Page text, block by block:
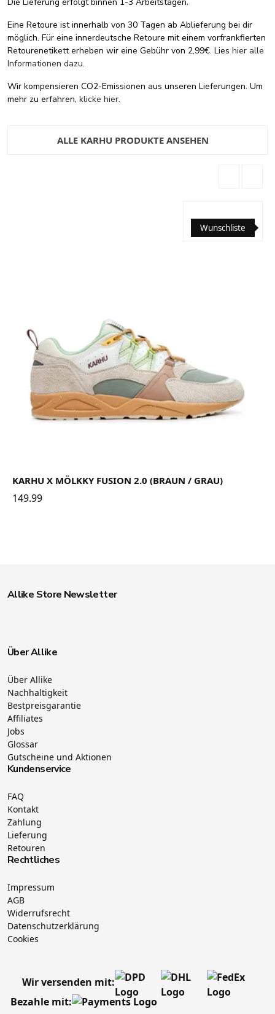
Eine Retoure ist innerhalb von 30 Tagen ab Ablieferung bei dir
möglich. Für eine innerdeutsche Retoure mit einem vorfrankfierten
Retourenetikett erheben wir eine Gebühr von 2,99€. Lies hier alle
Informationen dazu.
Wir kompensieren CO2-Emissionen aus unseren Lieferungen. Um
mehr zu erfahren, klicke hier.
ALLE KARHU PRODUKTE ANSEHEN
Wunschliste
KARHU X MÖLKKY FUSION 2.0 (BRAUN / GRAU)
149.99
Allike Store Newsletter
Über Allike
Über Allike
Nachhaltigkeit
Bestpreisgarantie
Affiliates
Jobs
Glossar
Gutscheine und Aktionen
Kundenservice
FAQ
Kontakt
Zahlung
Lieferung
Retouren
Rechtliches
Impressum
AGB
Widerrufsrecht
Datenschutzerklärung
Cookies
Wir versenden mit:
Bezahle mit: